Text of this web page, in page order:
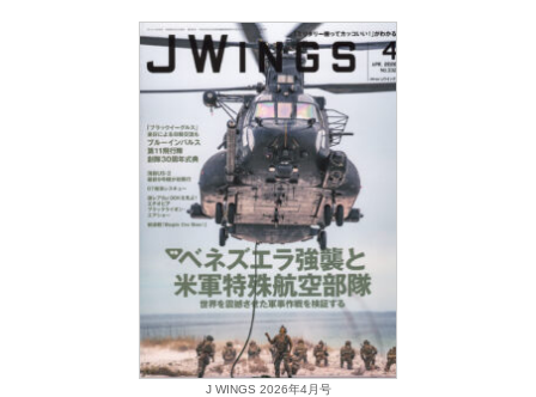
J WINGS 2026年4月号